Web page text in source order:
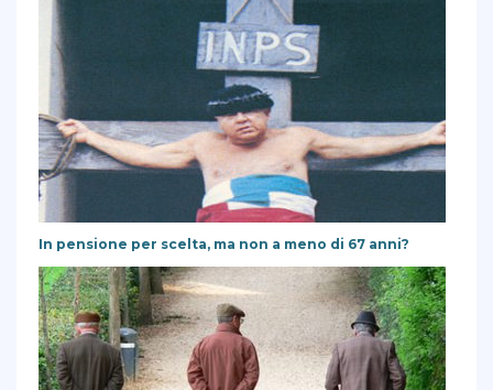
In pensione per scelta, ma non a meno di 67 anni?